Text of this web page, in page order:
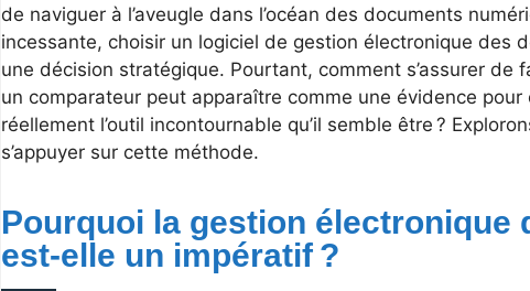
de naviguer à l’aveugle dans l’océan des documents
incessante, choisir un logiciel de gestion électronique des
une décision stratégique. Pourtant, comment s’assurer de
un comparateur peut apparaître comme une évidence
réellement l’outil incontournable qu’il semble être ?
s’appuyer sur cette méthode.
Pourquoi la gestion électronique
est-elle un impératif ?